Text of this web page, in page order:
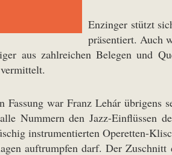
Enzinger stützt
präsentiert. Auch
aus zahlreichen Belegen und
Fassung war Franz Lehár übrigens
Nummern den Jazz-Einflüssen
instrumentierten Operetten-
auftrumpfen darf. Der